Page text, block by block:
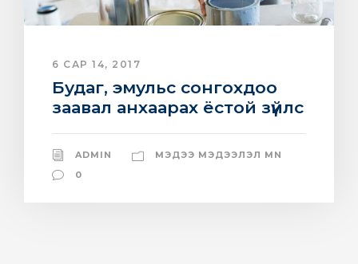
6 САР 14, 2017
Будаг, эмульс сонгохдоо
заавал анхаарах ёстой зүйлс
ADMIN
МЭДЭЭ МЭДЭЭЛЭЛ MN
0